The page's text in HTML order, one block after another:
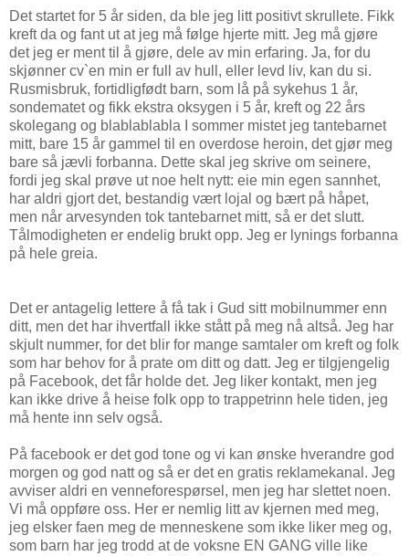
Det startet for 5 år siden, da ble jeg litt positivt skrullete. Fikk
kreft da og fant ut at jeg må følge hjerte mitt. Jeg må gjøre
det jeg er ment til å gjøre, dele av min erfaring. Ja, for du
skjønner cv`en min er full av hull, eller levd liv, kan du si.
Rusmisbruk, fortidligfødt barn, som lå på sykehus 1 år,
sondematet og fikk ekstra oksygen i 5 år, kreft og 22 års
skolegang og blablablabla I sommer mistet jeg tantebarnet
mitt, bare 15 år gammel til en overdose heroin, det gjør meg
bare så jævli forbanna. Dette skal jeg skrive om seinere,
fordi jeg skal prøve ut noe helt nytt: eie min egen sannhet,
har aldri gjort det, bestandig vært lojal og bært på håpet,
men når arvesynden tok tantebarnet mitt, så er det slutt.
Tålmodigheten er endelig brukt opp. Jeg er lynings forbanna
på hele greia.
Det er antagelig lettere å få tak i Gud sitt mobilnummer enn
ditt, men det har ihvertfall ikke stått på meg nå altså. Jeg har
skjult nummer, for det blir for mange samtaler om kreft og folk
som har behov for å prate om ditt og datt. Jeg er tilgjengelig
på Facebook, det får holde det. Jeg liker kontakt, men jeg
kan ikke drive å heise folk opp to trappetrinn hele tiden, jeg
må hente inn selv også.
På facebook er det god tone og vi kan ønske hverandre god
morgen og god natt og så er det en gratis reklamekanal. Jeg
avviser aldri en venneforespørsel, men jeg har slettet noen.
Vi må oppføre oss. Her er nemlig litt av kjernen med meg,
jeg elsker faen meg de menneskene som ikke liker meg og,
som barn har jeg trodd at de voksne EN GANG ville like